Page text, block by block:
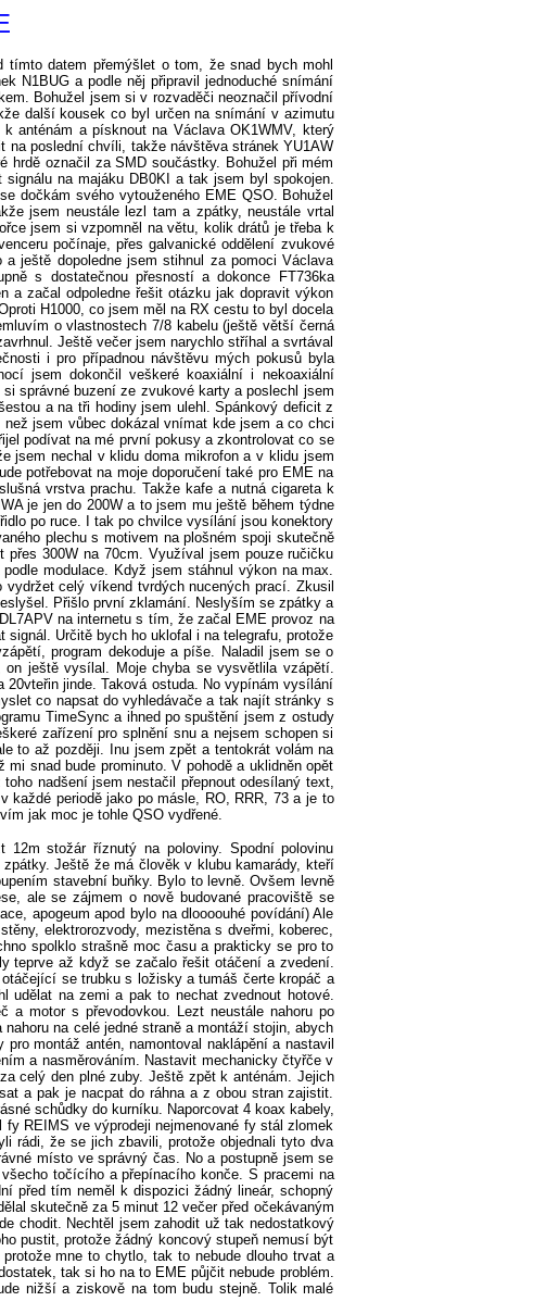
datem přemýšlet o tom, že snad bych mohl
N1BUG a podle něj připravil jednoduché snímání
Bohužel jsem si v rozvaděči neoznačil přívodní
další kousek co byl určen na snímání v azimutu
anténám a písknout na Václava OK1WMV, který
na poslední chvíli, takže návštěva stránek YU1AW
hrdě označil za SMD součástky. Bohužel při mém
na majáku DB0KI a tak jsem byl spokojen.
dočkám svého vytouženého EME QSO. Bohužel
jsem neustále lezl tam a zpátky, neustále vrtal
jsem si vzpomněl na větu, kolik drátů je třeba k
počínaje, přes galvanické oddělení zvukové
ještě dopoledne jsem stihnul za pomoci Václava
s dostatečnou přesností a dokonce FT736ka
a začal odpoledne řešit otázku jak dopravit výkon
H1000, co jsem měl na RX cestu to byl docela
o vlastnostech 7/8 kabelu (ještě větší černá
Ještě večer jsem narychlo stříhal a svrtával
i pro případnou návštěvu mých pokusů byla
jsem dokončil veškeré koaxiální i nekoaxiální
správné buzení ze zvukové karty a poslechl jsem
a na tři hodiny jsem ulehl. Spánkový deficit z
jsem vůbec dokázal vnímat kde jsem a co chci
podívat na mé první pokusy a zkontrolovat co se
jsem nechal v klidu doma mikrofon a v klidu jsem
potřebovat na moje doporučení také pro EME na
vrstva prachu. Takže kafe a nutná cigareta k
je jen do 200W a to jsem mu ještě během týdne
po ruce. I tak po chvilce vysílání jsou konektory
plechu s motivem na plošném spoji skutečně
300W na 70cm. Využíval jsem pouze ručičku
modulace. Když jsem stáhnul výkon na max.
celý víkend tvrdých nucených prací. Zkusil
Přišlo první zklamání. Neslyším se zpátky a
na internetu s tím, že začal EME provoz na
Určitě bych ho uklofal i na telegrafu, protože
program dekoduje a píše. Naladil jsem se o
ještě vysílal. Moje chyba se vysvětlila vzápětí.
jinde. Taková ostuda. No vypínám vysílání
co napsat do vyhledávače a tak najít stránky s
TimeSync a ihned po spuštění jsem z ostudy
zařízení pro splnění snu a nejsem schopen si
to až později. Inu jsem zpět a tentokrát volám na
snad bude prominuto. V pohodě a uklidněn opět
nadšení jsem nestačil přepnout odesílaný text,
každé periodě jako po másle, RO, RRR, 73 a je to
jak moc je tohle QSO vydřené.
stožár říznutý na poloviny. Spodní polovinu
Ještě že má člověk v klubu kamarády, kteří
stavební buňky. Bylo to levně. Ovšem levně
ale se zájmem o nově budované pracoviště se
apogeum apod bylo na dloooouhé povídání) Ale
elektrorozvody, mezistěna s dveřmi, koberec,
spolklo strašně moc času a prakticky se pro to
teprve až když se začalo řešit otáčení a zvedení.
se trubku s ložisky a tumáš čerte kropáč a
udělat na zemi a pak to nechat zvednout hotové.
a motor s převodovkou. Lezt neustále nahoru po
na celé jedné straně a montáží stojin, abych
montáž antén, namontoval naklápění a nastavil
a nasměrováním. Nastavit mechanicky čtyřče v
celý den plné zuby. Ještě zpět k anténám. Jejich
a pak je nacpat do ráhna a z obou stran zajistit.
schůdky do kurníku. Naporcovat 4 koax kabely,
REIMS ve výprodeji nejmenované fy stál zlomek
rádi, že se jich zbavili, protože objednali tyto dva
místo ve správný čas. No a postupně jsem se
točícího a přepínacího konče. S pracemi na
před tím neměl k dispozici žádný lineár, schopný
skutečně za 5 minut 12 večer před očekávaným
chodit. Nechtěl jsem zahodit už tak nedostatkový
pustit, protože žádný koncový stupeň nemusí být
mne to chytlo, tak to nebude dlouho trvat a
tak si ho na to EME půjčit nebude problém.
nižší a ziskově na tom budu stejně. Tolik malé